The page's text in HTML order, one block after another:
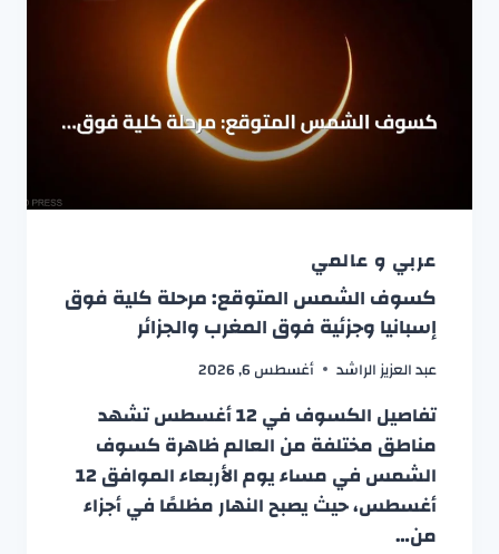
عربي و عالمي
كسوف الشمس المتوقع: مرحلة كلية فوق
إسبانيا وجزئية فوق المغرب والجزائر
عبد العزيز الراشد أغسطس 6, 2026
تفاصيل الكسوف في 12 أغسطس تشهد
مناطق مختلفة من العالم ظاهرة كسوف
الشمس في مساء يوم الأربعاء الموافق 12
أغسطس، حيث يصبح النهار مظلمًا في أجزاء
من…